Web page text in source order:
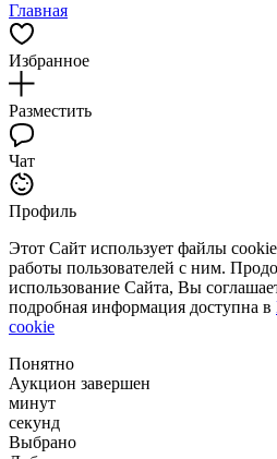
Главная
Избранное
Разместить
Чат
Профиль
Этот Сайт использует файлы
работы пользователей с ним.
использование Сайта, Вы
подробная информация доступна в
cookie
Понятно
Аукцион завершен
минут
секунд
Выбрано